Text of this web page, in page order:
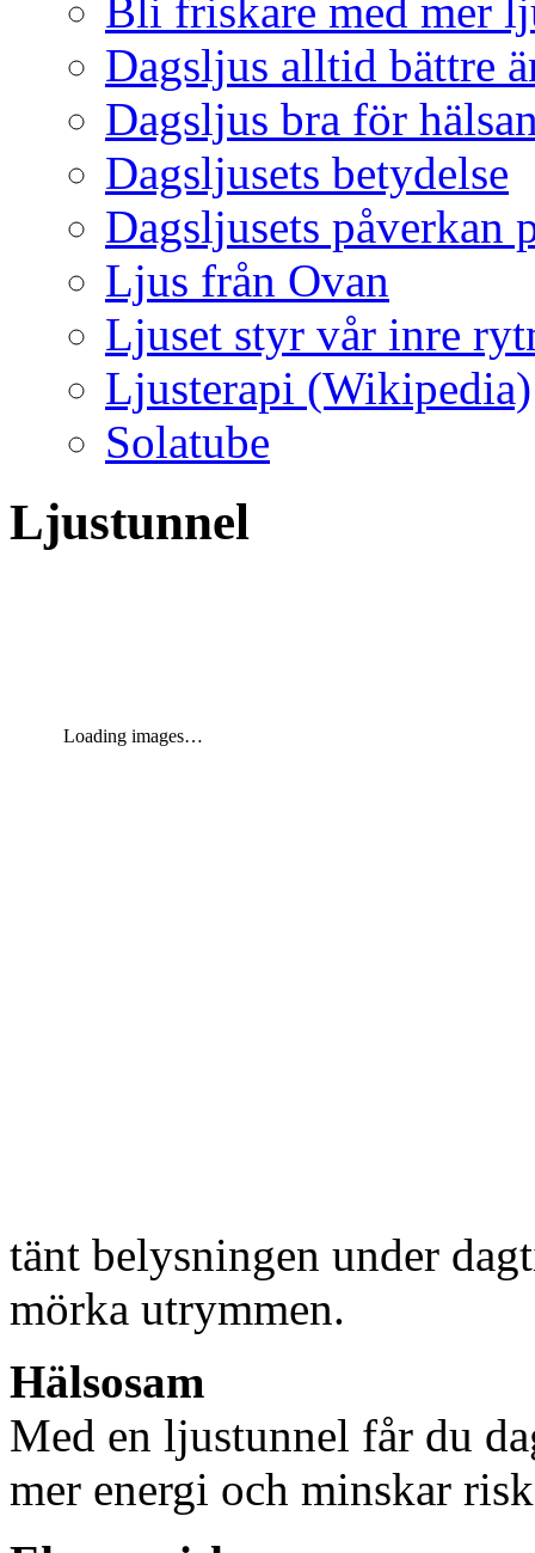
Bli friskare med mer
Dagsljus alltid bättre
Dagsljus bra för
Dagsljusets betydelse
Dagsljusets påverkan
Ljus från Ovan
Ljuset styr vår inre
Ljusterapi (Wikipedia)
Solatube
Ljustunnel
Loading images…
tänt belysningen under
mörka utrymmen.
Hälsosam
Med en ljustunnel får du
mer energi och minskar